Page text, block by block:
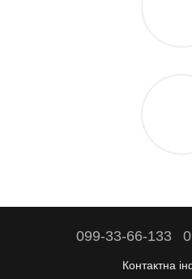
099-33-66-133
Контактна